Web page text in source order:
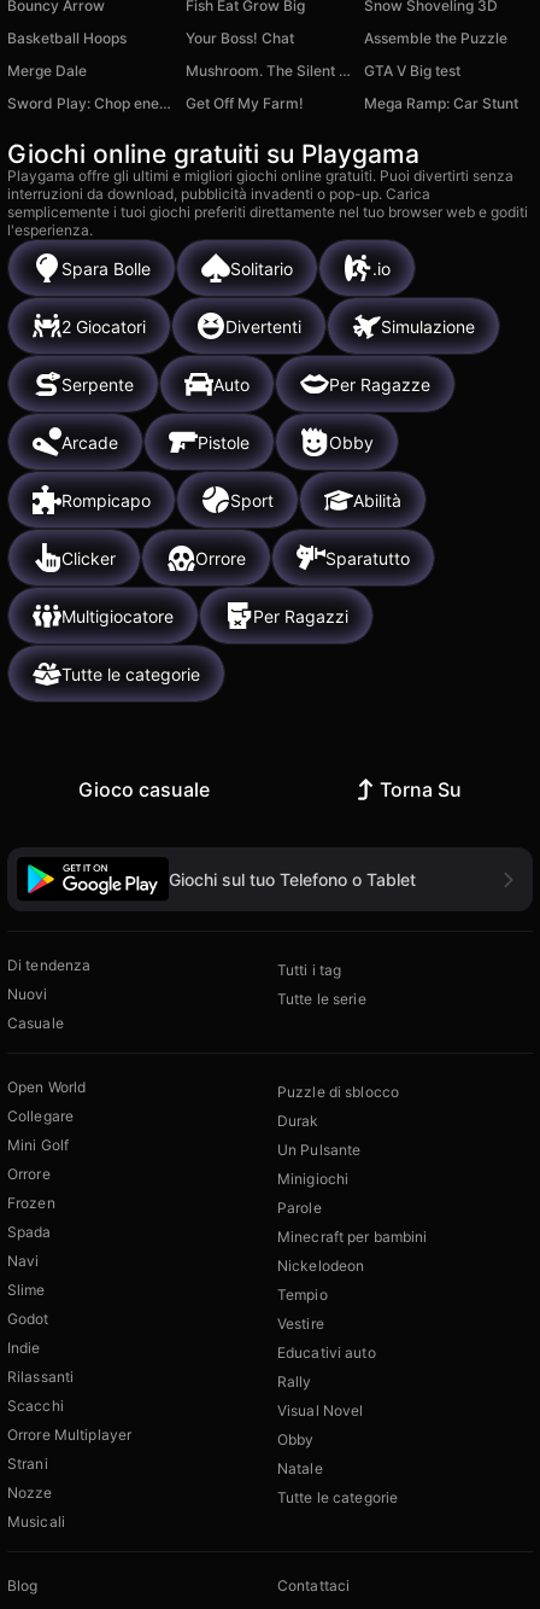
Bouncy Arrow
Fish Eat Grow Big
Snow Shoveling 3D
Basketball Hoops
Your Boss! Chat
Assemble the Puzzle
Merge Dale
Mushroom. The Silent Hunt
GTA V Big test
Sword Play: Chop enemies to pieces!
Get Off My Farm! Mega Ramp: Car Stunt
Giochi online gratuiti su Playgama
Playgama offre gli ultimi e migliori giochi online gratuiti. Puoi divertirti senza
interruzioni da download, pubblicità invadenti o pop-up. Carica
semplicemente i tuoi giochi preferiti direttamente nel tuo browser web e goditi
l'esperienza.
Spara Bolle Solitario .io
2 Giocatori Divertenti Simulazione
Serpente Auto Per Ragazze
Arcade Pistole Obby
Rompicapo Sport Abilità
Clicker Orrore Sparatutto
Multigiocatore Per Ragazzi
Tutte le categorie
Gioco casuale Torna Su
Giochi sul tuo Telefono o Tablet
Di tendenza
Nuovi
Casuale
Tutti i tag
Tutte le serie
Open World
Collegare
Mini Golf
Orrore
Frozen
Spada
Navi
Slime
Godot
Indie
Rilassanti
Scacchi
Orrore Multiplayer
Strani
Nozze
Musicali
Puzzle di sblocco
Durak
Un Pulsante
Minigiochi
Parole
Minecraft per bambini
Nickelodeon
Tempio
Vestire
Educativi auto
Rally
Visual Novel
Obby
Natale
Tutte le categorie
Blog
Contattaci